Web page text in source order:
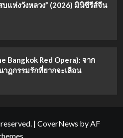
บแห่งวังหลวง” (2026) มินิซีรีส์จีน
Bangkok Red Opera): จาก
ฏกรรมรักที่ยากจะเลือน
| CoverNews by AF